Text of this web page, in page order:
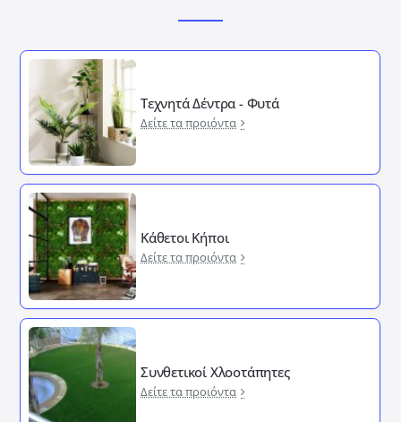
Τεχνητά Δέντρα - Φυτά
Δείτε τα προιόντα
Κάθετοι Κήποι
Δείτε τα προιόντα
Συνθετικοί Χλοοτάπητες
Δείτε τα προιόντα